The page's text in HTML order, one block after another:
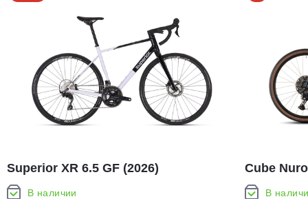
Superior XR 6.5 GF (2026)
В наличии
Cube
В